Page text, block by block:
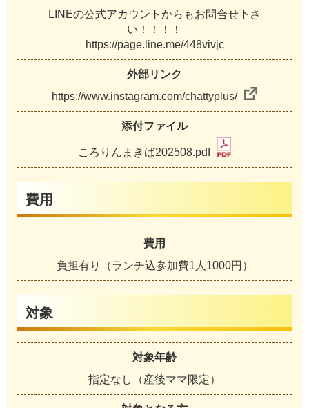
LINEの公式アカウントからもお問合せ下さ
い！！！！
https://page.line.me/448vivjc
外部リンク
https://www.instagram.com/chattyplus/
添付ファイル
ころりんまきば202508.pdf
費用
費用
負担有り（ランチ込参加費1人1000円）
対象
対象年齢
指定なし（産後ママ限定）